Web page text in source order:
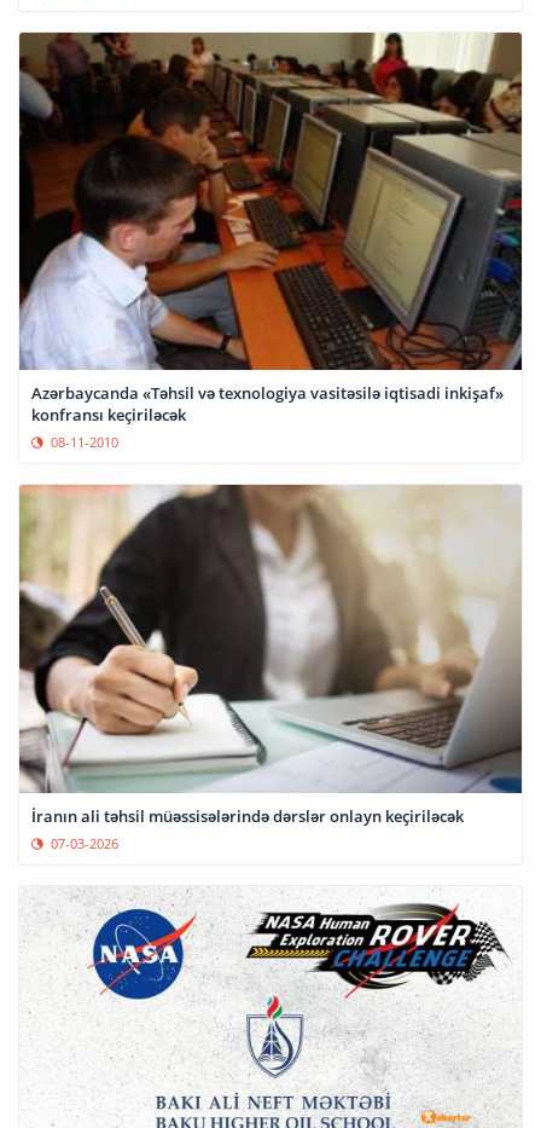
Azərbaycanda «Təhsil və texnologiya vasitəsilə iqtisadi inkişaf»
konfransı keçiriləcək
08-11-2010
İranın ali təhsil müəssisələrində dərslər onlayn keçiriləcək
07-03-2026